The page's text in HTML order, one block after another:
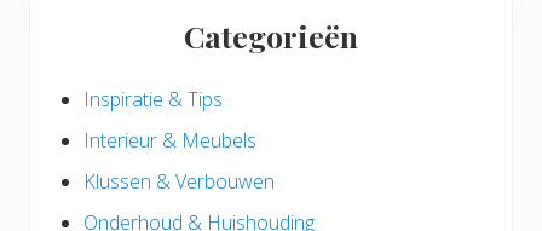
Categorieën
Inspiratie & Tips
Interieur & Meubels
Klussen & Verbouwen
Onderhoud & Huishouding